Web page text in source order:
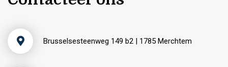
Brusselsesteenweg 149 b2 | 1785 Merchtem